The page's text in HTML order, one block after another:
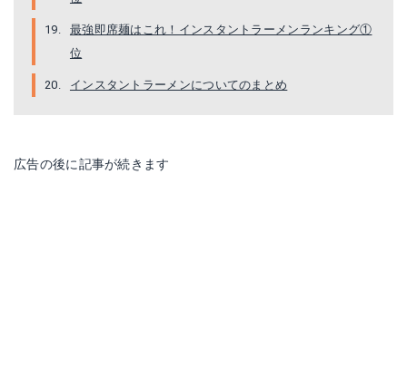
最強即席麺はこれ！インスタントラーメンランキング①
位
インスタントラーメンについてのまとめ
広告の後に記事が続きます